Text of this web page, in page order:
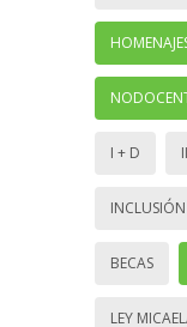
I + D
INCLUSIÓN
BECAS
LEY